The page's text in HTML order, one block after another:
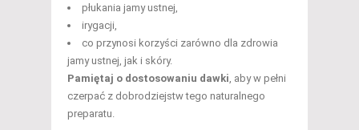
płukania jamy ustnej,
irygacji,
co przynosi korzyści zarówno dla zdrowia
jamy ustnej, jak i skóry.
Pamiętaj o dostosowaniu dawki , aby w pełni
czerpać z dobrodziejstw tego naturalnego
preparatu.